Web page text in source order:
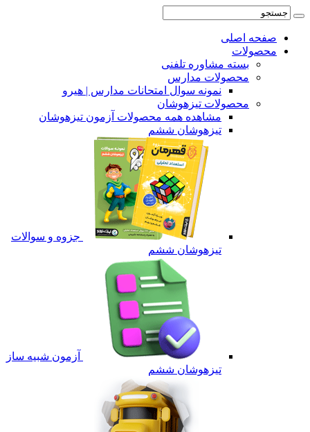
اصلی
بسته مشاوره تلفنی
محصولات مدارس
نمونه سوال امتحانات مدارس | هیرو
محصولات تیزهوشان
مشاهده همه محصولات آزمون تیزهوشان
تیزهوشان ششم
جزوه و سوالات
تیزهوشان ششم
آزمون شبیه ساز
تیزهوشان ششم